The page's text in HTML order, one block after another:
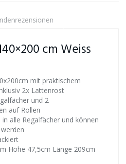
cm Weiss
mit praktischem
2x Lattenrost
und 2
auf Rollen
in alle Regalfächer und können
Höhe 47,5cm Länge 209cm